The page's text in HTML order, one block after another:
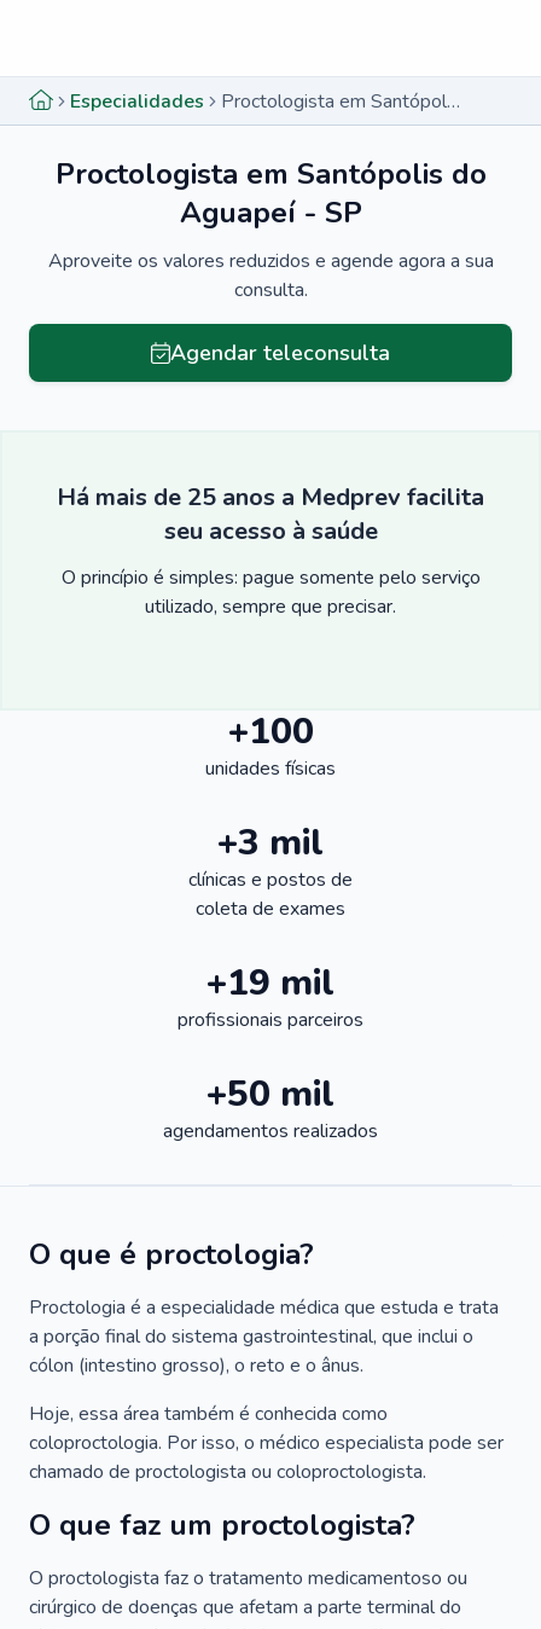
Especialidades Proctologista em Santópolis do Aguapeí - SP
Proctologista em Santópolis do
Aguapeí - SP
Aproveite os valores reduzidos e agende agora a sua
consulta.
Agendar teleconsulta
Há mais de 25 anos a Medprev facilita
seu acesso à saúde
O princípio é simples: pague somente pelo serviço
utilizado, sempre que precisar.
+100
unidades físicas
+3 mil
clínicas e postos de
coleta de exames
+19 mil
profissionais parceiros
+50 mil
agendamentos realizados
O que é proctologia?
Proctologia é a especialidade médica que estuda e trata
a porção final do sistema gastrointestinal, que inclui o
cólon (intestino grosso), o reto e o ânus.
Hoje, essa área também é conhecida como
coloproctologia. Por isso, o médico especialista pode ser
chamado de proctologista ou coloproctologista.
O que faz um proctologista?
O proctologista faz o tratamento medicamentoso ou
cirúrgico de doenças que afetam a parte terminal do